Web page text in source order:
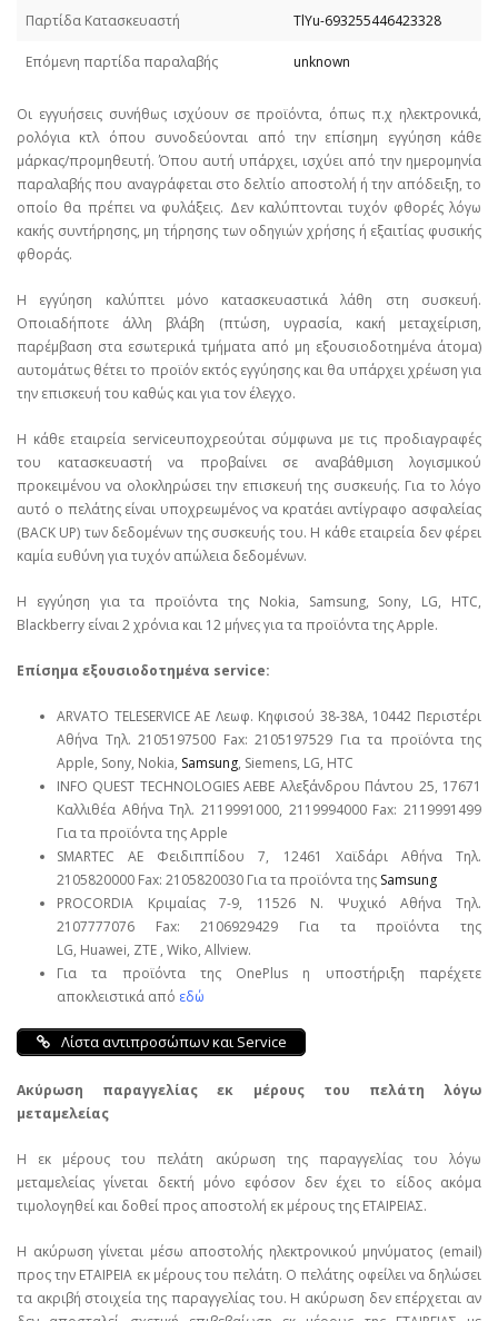
Παρτίδα Κατασκευαστή TlYu-693255446423328
Επόμενη παρτίδα παραλαβής unknown
Οι εγγυήσεις συνήθως ισχύουν σε προϊόντα, όπως π.χ ηλεκτρονικά,
ρολόγια κτλ όπου συνοδεύονται από την επίσημη εγγύηση κάθε
μάρκας/προμηθευτή. Όπου αυτή υπάρχει, ισχύει από την ημερομηνία
παραλαβής που αναγράφεται στο δελτίο αποστολή ή την απόδειξη, το
οποίο θα πρέπει να φυλάξεις. Δεν καλύπτονται τυχόν φθορές λόγω
κακής συντήρησης, μη τήρησης των οδηγιών χρήσης ή εξαιτίας φυσικής
φθοράς.
Η εγγύηση καλύπτει μόνο κατασκευαστικά λάθη στη συσκευή.
Οποιαδήποτε άλλη βλάβη (πτώση, υγρασία, κακή μεταχείριση,
παρέμβαση στα εσωτερικά τμήματα από μη εξουσιοδοτημένα άτομα)
αυτομάτως θέτει το προϊόν εκτός εγγύησης και θα υπάρχει χρέωση για
την επισκευή του καθώς και για τον έλεγχο.
Η κάθε εταιρεία serviceυποχρεούται σύμφωνα με τις προδιαγραφές
του κατασκευαστή να προβαίνει σε αναβάθμιση λογισμικού
προκειμένου να ολοκληρώσει την επισκευή της συσκευής. Για το λόγο
αυτό ο πελάτης είναι υποχρεωμένος να κρατάει αντίγραφο ασφαλείας
(BACK UP) των δεδομένων της συσκευής του. Η κάθε εταιρεία δεν φέρει
καμία ευθύνη για τυχόν απώλεια δεδομένων.
Η εγγύηση για τα προϊόντα της Nokia, Samsung, Sony, LG, HTC,
Blackberry είναι 2 χρόνια και 12 μήνες για τα προϊόντα της Apple.
Επίσημα εξουσιοδοτημένα service:
ARVATO TELESERVICE ΑΕ Λεωφ. Κηφισού 38-38Α, 10442 Περιστέρι
Αθήνα Τηλ. 2105197500 Fax: 2105197529 Για τα προϊόντα της
Apple, Sony, Nokia, Samsung, Siemens, LG, HTC
INFO QUEST TECHNOLOGIES ΑΕΒΕ Αλεξάνδρου Πάντου 25, 17671
Καλλιθέα Αθήνα Τηλ. 2119991000, 2119994000 Fax: 2119991499
Για τα προϊόντα της Apple
SMARTEC ΑΕ Φειδιππίδου 7, 12461 Χαϊδάρι Αθήνα Τηλ.
2105820000 Fax: 2105820030 Για τα προϊόντα της Samsung
PROCORDIA Κριμαίας 7-9, 11526 Ν. Ψυχικό Αθήνα Τηλ.
2107777076 Fax: 2106929429 Για τα προϊόντα της
LG, Huawei, ΖΤΕ , Wiko, Allview.
Για τα προϊόντα της OnePlus η υποστήριξη παρέχετε
αποκλειστικά από εδώ
Λίστα αντιπροσώπων και Service
Ακύρωση παραγγελίας εκ μέρους του πελάτη λόγω
μεταμελείας
Η εκ μέρους του πελάτη ακύρωση της παραγγελίας του λόγω
μεταμελείας γίνεται δεκτή μόνο εφόσον δεν έχει το είδος ακόμα
τιμολογηθεί και δοθεί προς αποστολή εκ μέρους της ΕΤΑΙΡΕΙΑΣ.
Η ακύρωση γίνεται μέσω αποστολής ηλεκτρονικού μηνύματος (email)
προς την ΕΤΑΙΡΕΙΑ εκ μέρους του πελάτη. Ο πελάτης οφείλει να δηλώσει
τα ακριβή στοιχεία της παραγγελίας του. Η ακύρωση δεν επέρχεται αν